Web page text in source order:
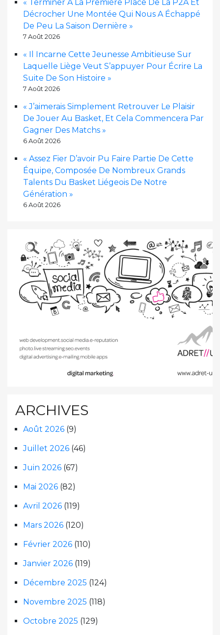
« Terminer À La Première Place De La P2A Et
Décrocher Une Montée Qui Nous A Échappé
De Peu La Saison Dernière »
7 Août 2026
« Il Incarne Cette Jeunesse Ambitieuse Sur
Laquelle Liège Veut S’appuyer Pour Écrire La
Suite De Son Histoire »
7 Août 2026
« J’aimerais Simplement Retrouver Le Plaisir
De Jouer Au Basket, Et Cela Commencera Par
Gagner Des Matchs »
6 Août 2026
« Assez Fier D’avoir Pu Faire Partie De Cette
Équipe, Composée De Nombreux Grands
Talents Du Basket Liégeois De Notre
Génération »
6 Août 2026
ARCHIVES
Août 2026 (9)
Juillet 2026 (46)
Juin 2026 (67)
Mai 2026 (82)
Avril 2026 (119)
Mars 2026 (120)
Février 2026 (110)
Janvier 2026 (119)
Décembre 2025 (124)
Novembre 2025 (118)
Octobre 2025 (129)